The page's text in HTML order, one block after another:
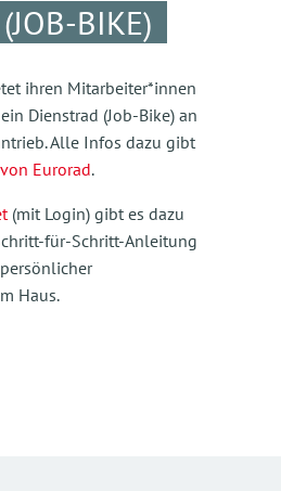
BIKE)
ihren Mitarbeiter*innen
Dienstrad (Job-Bike) an
Alle Infos dazu gibt
Eurorad.
(mit Login) gibt es dazu
für-Schritt-Anleitung
Haus.